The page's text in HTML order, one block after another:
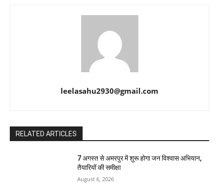
leelasahu2930@gmail.com
RELATED ARTICLES
7 अगस्त से अमरपुर में शुरू होगा जन विश्वास अभियान,
तैयारियों की समीक्षा
August 6, 2026